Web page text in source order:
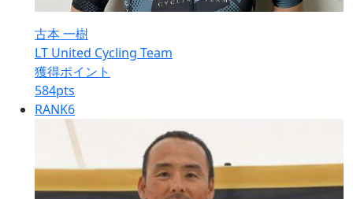
古本 一樹
LT United Cycling Team
獲得ポイント
584pts
RANK6